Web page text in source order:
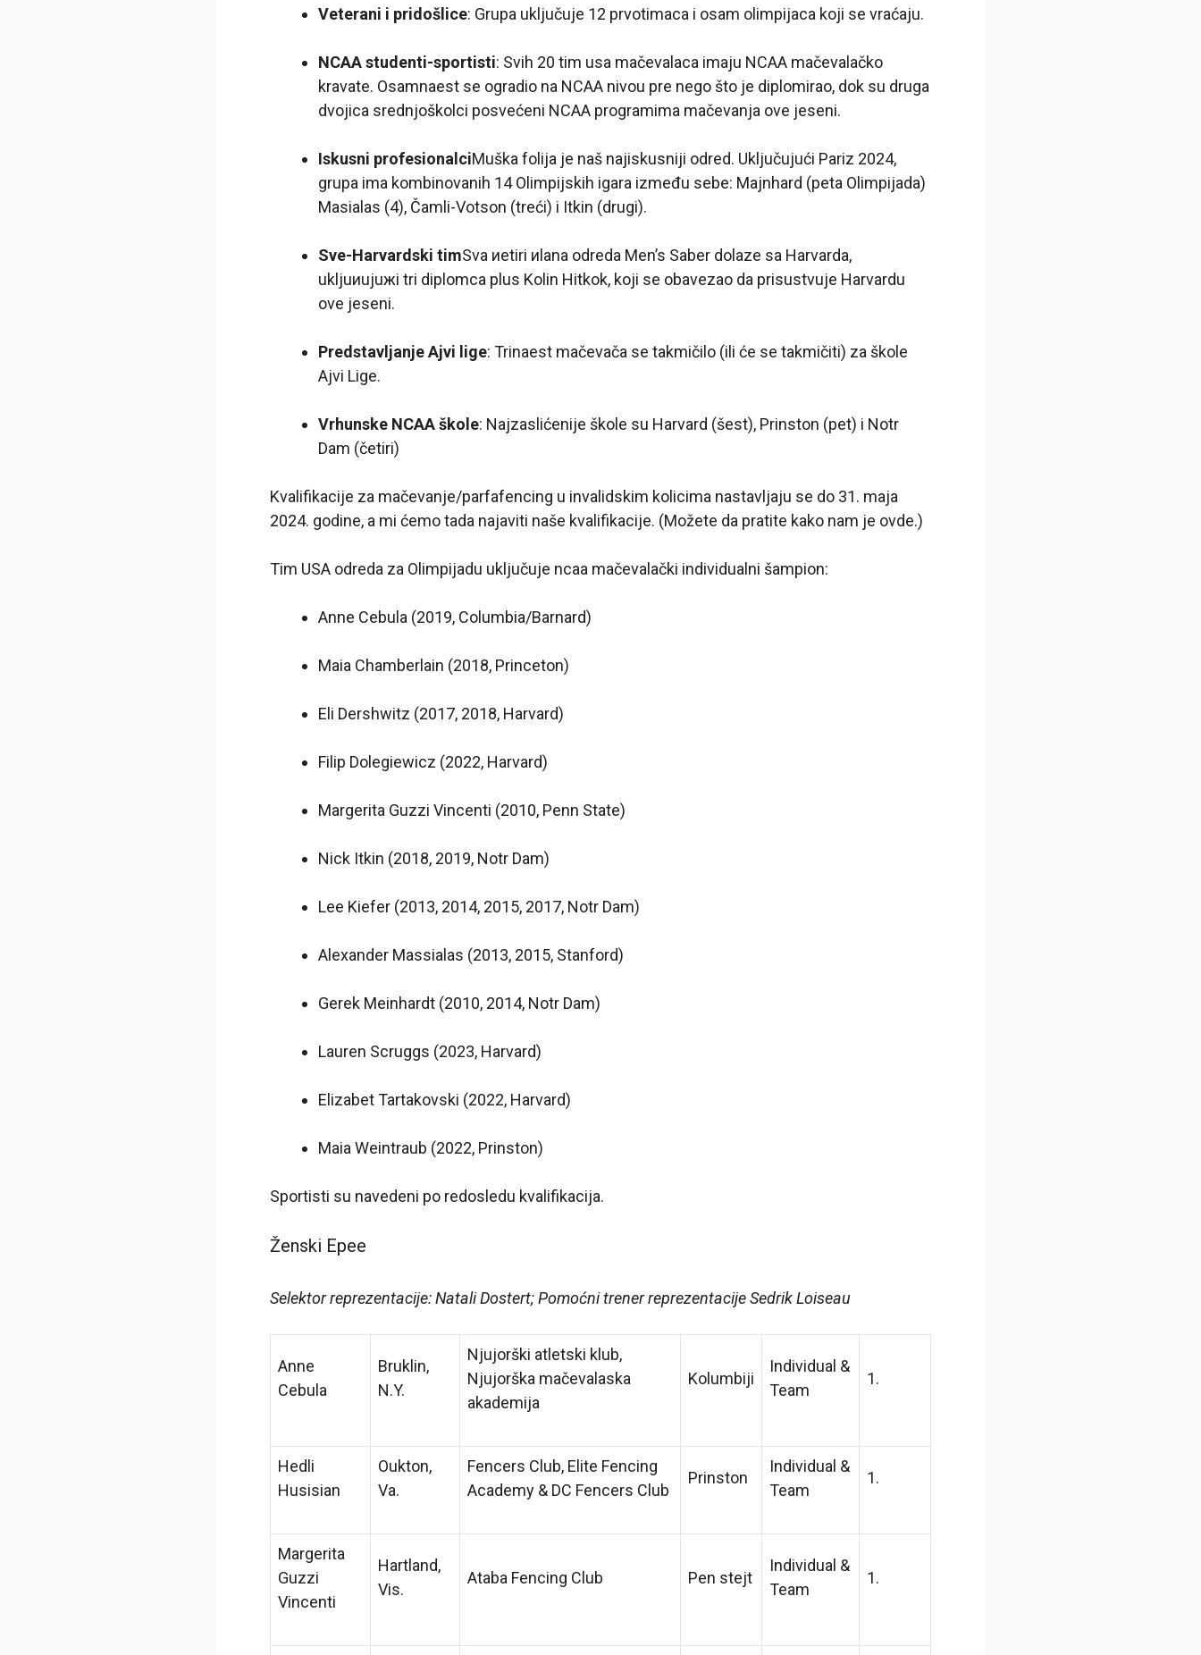
Veterani i pridošlice: Grupa uključuje 12 prvotimaca i osam olimpijaca koji se vraćaju.
NCAA studenti-sportisti: Svih 20 tim usa mačevalaca imaju NCAA mačevalačko
kravate. Osamnaest se ogradio na NCAA nivou pre nego što je diplomirao, dok su druga
dvojica srednjoškolci posvećeni NCAA programima mačevanja ove jeseni.
Iskusni profesionalciMuška folija je naš najiskusniji odred. Uključujući Pariz 2024,
grupa ima kombinovanih 14 Olimpijskih igara između sebe: Majnhard (peta Olimpijada)
Masialas (4), Čamli-Votson (treći) i Itkin (drugi).
Sve-Harvardski timSva иetiri иlana odreda Men’s Saber dolaze sa Harvarda,
ukljuиujuжi tri diplomca plus Kolin Hitkok, koji se obavezao da prisustvuje Harvardu
ove jeseni.
Predstavljanje Ajvi lige: Trinaest mačevača se takmičilo (ili će se takmičiti) za škole
Ajvi Lige.
Vrhunske NCAA škole: Najzaslićenije škole su Harvard (šest), Prinston (pet) i Notr
Dam (četiri)
Kvalifikacije za mačevanje/parfafencing u invalidskim kolicima nastavljaju se do 31. maja
2024. godine, a mi ćemo tada najaviti naše kvalifikacije. (Možete da pratite kako nam je ovde.)
Tim USA odreda za Olimpijadu uključuje ncaa mačevalački individualni šampion:
Anne Cebula (2019, Columbia/Barnard)
Maia Chamberlain (2018, Princeton)
Eli Dershwitz (2017, 2018, Harvard)
Filip Dolegiewicz (2022, Harvard)
Margerita Guzzi Vincenti (2010, Penn State)
Nick Itkin (2018, 2019, Notr Dam)
Lee Kiefer (2013, 2014, 2015, 2017, Notr Dam)
Alexander Massialas (2013, 2015, Stanford)
Gerek Meinhardt (2010, 2014, Notr Dam)
Lauren Scruggs (2023, Harvard)
Elizabet Tartakovski (2022, Harvard)
Maia Weintraub (2022, Prinston)
Sportisti su navedeni po redosledu kvalifikacija.
Ženski Epee
Selektor reprezentacije: Natali Dostert; Pomoćni trener reprezentacije Sedrik Loiseau
Anne
Cebula
Bruklin,
N.Y.
Njujorški atletski klub,
Njujorška mačevalaska
akademija
Kolumbiji
Individual &
Team
1.
Hedli
Husisian
Oukton,
Va.
Fencers Club, Elite Fencing
Academy & DC Fencers Club
Prinston
Individual &
Team
1.
Margerita
Guzzi
Vincenti
Hartland,
Vis.
Ataba Fencing Club Pen stejt
Individual &
Team
1.